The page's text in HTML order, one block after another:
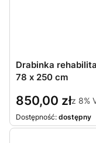
Drabinka
78 x 250 cm
850,00 złz 8%
Dostępność: dostępny